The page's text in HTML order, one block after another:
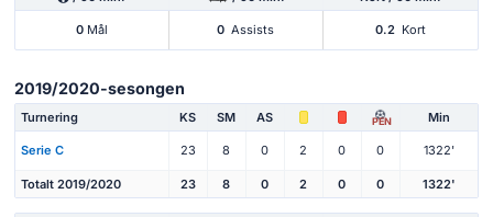
0Mål 0 Assists 0.2 Kort
2019/2020-sesongen
Turnering KS SM AS PEN Min
Serie C 23 8 0 2 0 0 1322'
Totalt 2019/2020 23 8 0 2 0 0 1322'